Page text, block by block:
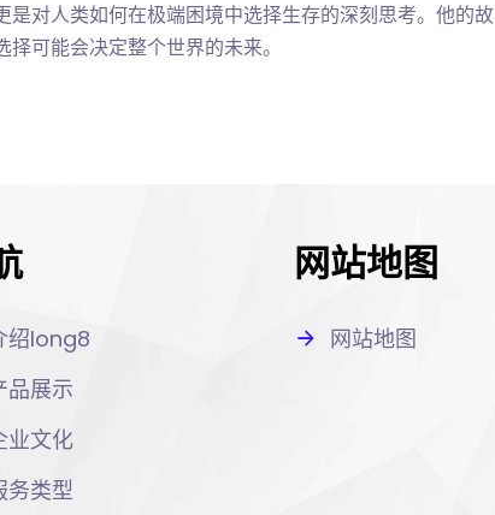
对人类如何在极端困境中选择生存的深刻思考。他的故
可能会决定整个世界的未来。
绍long8
品展示
业文化
务类型
网站地图
网站地图